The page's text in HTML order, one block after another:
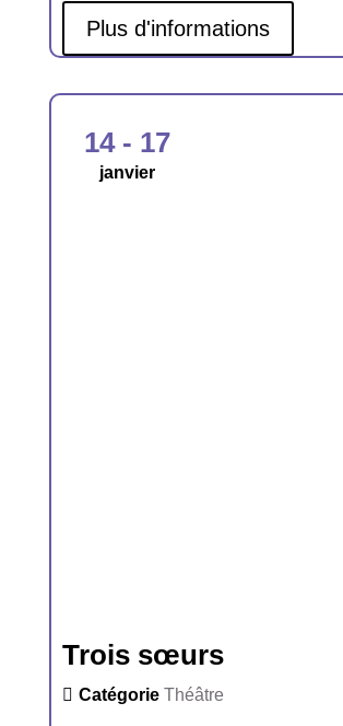
Plus d'informations
14 - 17
janvier
Trois sœurs
Catégorie Théâtre